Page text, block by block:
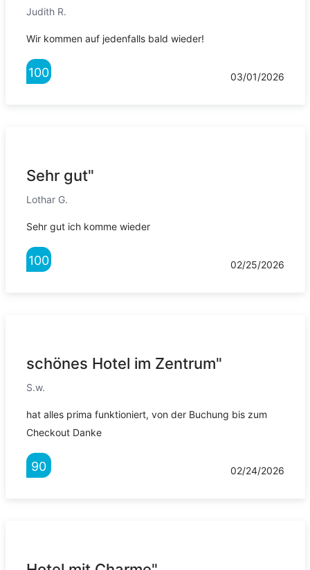
Judith R.
Wir kommen auf jedenfalls bald wieder!
100 03/01/2026
Sehr gut"
Lothar G.
Sehr gut ich komme wieder
100 02/25/2026
schönes Hotel im Zentrum"
S.w.
hat alles prima funktioniert, von der Buchung bis zum
Checkout Danke
90 02/24/2026